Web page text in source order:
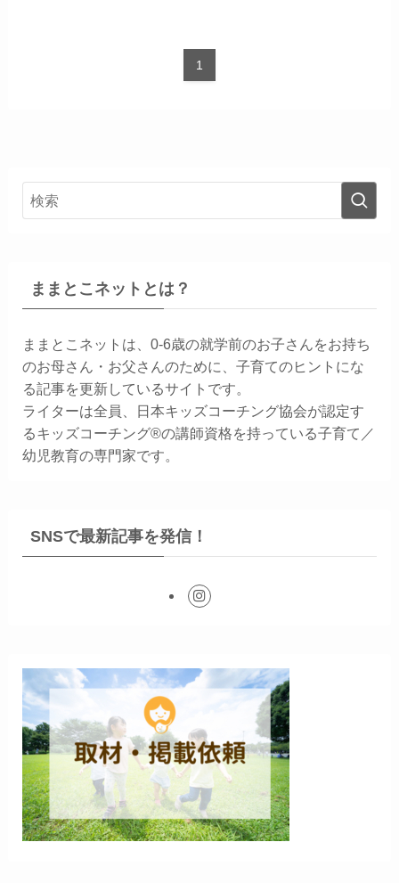
1
ままとこネットとは？
ままとこネットは、0-6歳の就学前のお子さんをお持ち
のお母さん・お父さんのために、子育てのヒントにな
る記事を更新しているサイトです。
ライターは全員、日本キッズコーチング協会が認定す
るキッズコーチング®の講師資格を持っている子育て／
幼児教育の専門家です。
SNSで最新記事を発信！